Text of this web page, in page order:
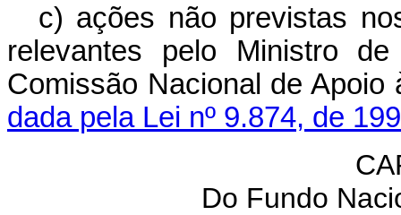
c) ações não previstas
relevantes pelo Ministro
Comissão Nacional
dada pela Lei nº 9.874, de
Do Fundo